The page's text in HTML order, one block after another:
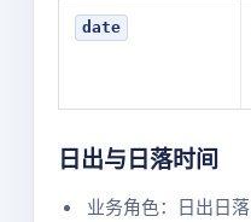
date
日出与日落时间
业务角色：日出日落